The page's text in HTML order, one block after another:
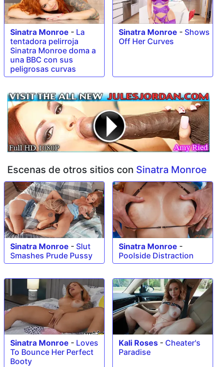
Sinatra Monroe - La
tentadora pelirroja
Sinatra Monroe doma a
una BBC con sus
peligrosas curvas
Sinatra Monroe - Shows
Off Her Curves
Escenas de otros sitios con Sinatra Monroe
Sinatra Monroe - Slut
Smashes Prude Pussy
Sinatra Monroe -
Poolside Distraction
Sinatra Monroe - Loves
To Bounce Her Perfect
Booty
Kali Roses - Cheater's
Paradise